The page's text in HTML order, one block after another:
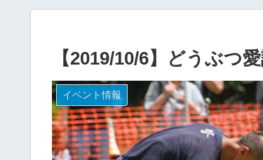
【2019/10/6】どうぶつ
イベント情報